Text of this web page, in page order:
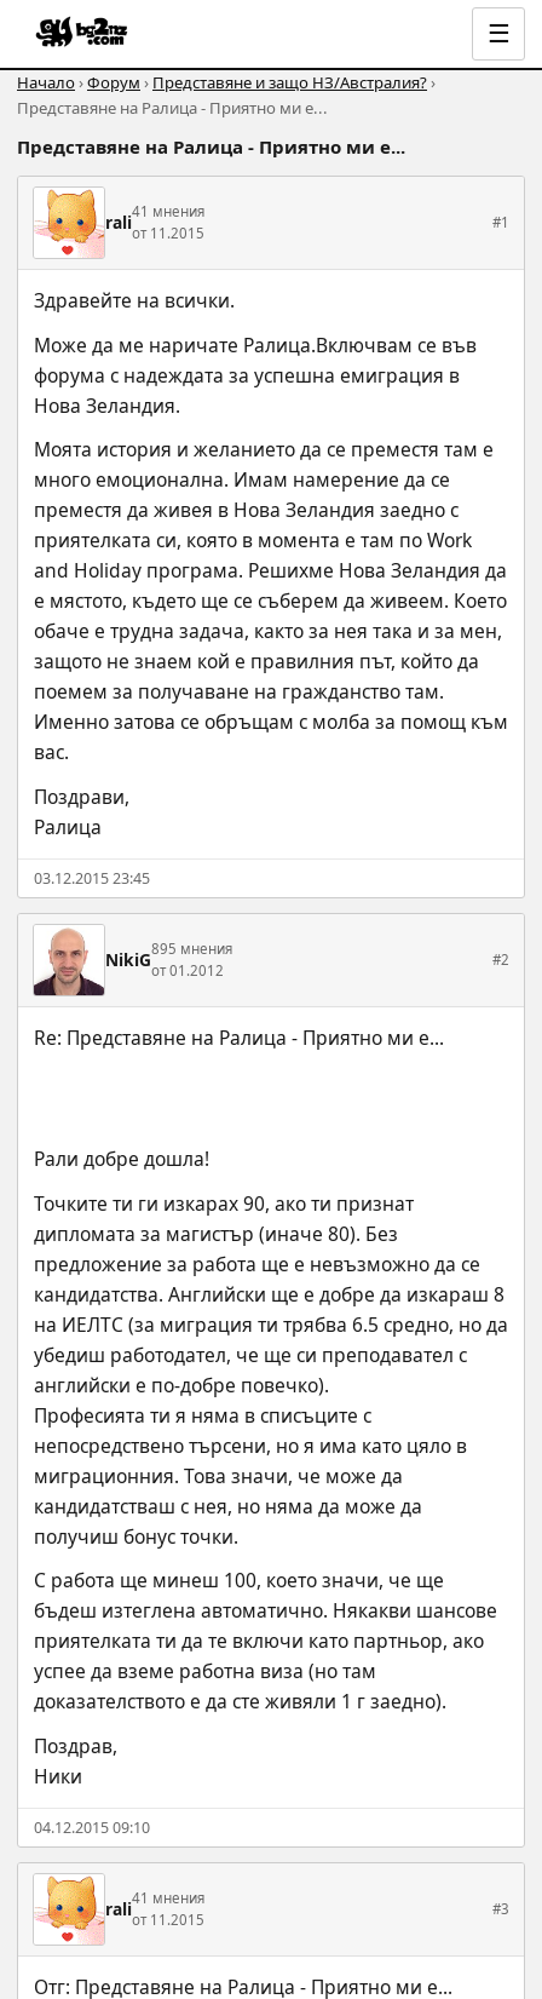
☰
Начало›Форум › Представяне и защо НЗ/Австралия?›
Представяне на Ралица - Приятно ми е...
Представяне на Ралица - Приятно ми е...
rali41 мнения
от 11.2015
#1
Здравейте на всички.
Може да ме наричате Ралица.Включвам се във
форума с надеждата за успешна емиграция в
Нова Зеландия.
Моята история и желанието да се преместя там е
много емоционална. Имам намерение да се
преместя да живея в Нова Зеландия заедно с
приятелката си, която в момента е там по Work
and Holiday програма. Решихме Нова Зеландия да
е мястото, където ще се съберем да живеем. Което
обаче е трудна задача, както за нея така и за мен,
защото не знаем кой е правилния път, който да
поемем за получаване на гражданство там.
Именно затова се обръщам с молба за помощ към
вас.
Поздрави,
Ралица
03.12.2015 23:45
NikiG895 мнения
от 01.2012
#2
Рали добре дошла!
Точките ти ги изкарах 90, ако ти признат
дипломата за магистър (иначе 80). Без
предложение за работа ще е невъзможно да се
кандидатства. Английски ще е добре да изкараш 8
на ИЕЛТС (за миграция ти трябва 6.5 средно, но да
убедиш работодател, че ще си преподавател с
английски е по-добре повечко).
Професията ти я няма в списъците с
непосредствено търсени, но я има като цяло в
миграционния. Това значи, че може да
кандидатстваш с нея, но няма да може да
получиш бонус точки.
С работа ще минеш 100, което значи, че ще
бъдеш изтеглена автоматично. Някакви шансове
приятелката ти да те включи като партньор, ако
успее да вземе работна виза (но там
доказателството е да сте живяли 1 г заедно).
Поздрав,
Ники
04.12.2015 09:10
rali41 мнения
от 11.2015
#3